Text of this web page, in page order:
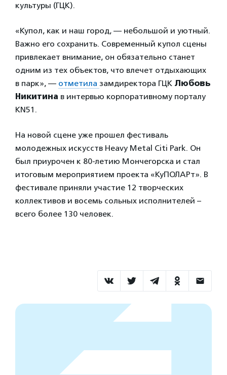
культуры (ГЦК).
«Купол, как и наш город, — небольшой и уютный.
Важно его сохранить. Современный купол сцены
привлекает внимание, он обязательно станет
одним из тех объектов, что влечет отдыхающих
в парк», — отметила замдиректора ГЦК Любовь
Никитина в интервью корпоративному порталу
KN51.
На новой сцене уже прошел фестиваль
молодежных искусств Heavy Metal Citi Park. Он
был приурочен к 80-летию Мончегорска и стал
итоговым мероприятием проекта «КуПОЛАРт». В
фестивале приняли участие 12 творческих
коллективов и восемь сольных исполнителей –
всего более 130 человек.